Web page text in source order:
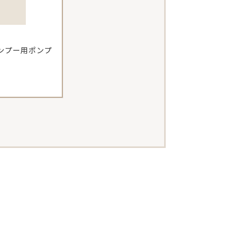
プー用ポンプ